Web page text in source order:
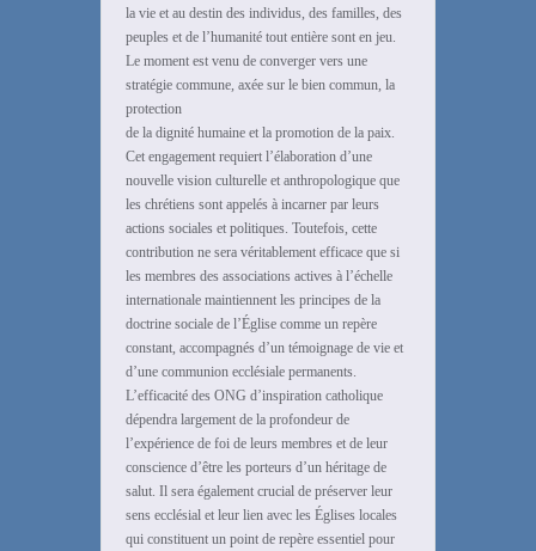
la vie et au destin des individus, des familles, des
peuples et de l’humanité tout entière sont en jeu.
Le moment est venu de converger vers une
stratégie commune, axée sur le bien commun, la
protection
de la dignité humaine et la promotion de la paix.
Cet engagement requiert l’élaboration d’une
nouvelle vision culturelle et anthropologique que
les chrétiens sont appelés à incarner par leurs
actions sociales et politiques. Toutefois, cette
contribution ne sera véritablement efficace que si
les membres des associations actives à l’échelle
internationale maintiennent les principes de la
doctrine sociale de l’Église comme un repère
constant, accompagnés d’un témoignage de vie et
d’une communion ecclésiale permanents.
L’efficacité des ONG d’inspiration catholique
dépendra largement de la profondeur de
l’expérience de foi de leurs membres et de leur
conscience d’être les porteurs d’un héritage de
salut. Il sera également crucial de préserver leur
sens ecclésial et leur lien avec les Églises locales
qui constituent un point de repère essentiel pour